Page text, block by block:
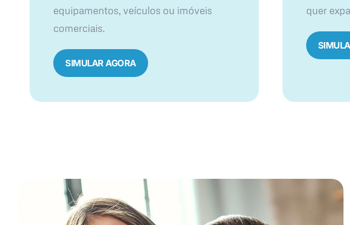
equipamentos, veículos ou imóveis
comerciais.
SIMULAR AGORA
quer